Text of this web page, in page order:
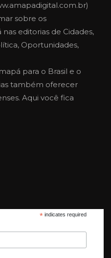
sobre os
editorias de Cidades,
Oportunidades,
para o Brasil e o
também oferecer
Aqui você fica
*indicates required